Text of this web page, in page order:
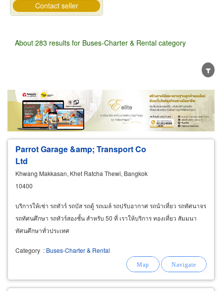
Contact seller
About 283 results for Buses-Charter & Rental category
Wholesale Retail Manufacturer
Dealer
Exporter/Importer
Service Business
Parrot Garage &amp; Transport Co
Ltd
Khwang Makkasan, Khet Ratcha Thewi, Bangkok
10400
บริการให้เช่า รถทัวร์ รถบัส รถตู้ รถเมล์ รถปรับอากาศ รถนำเที่ยว รถทัศนาจร
รถทัศนศึกษา รถทัวร์สองชั้น สำหรับ 50 ที่ เราให้บริการ ทองเที่ยว สัมมนา
ทัศนศึกษาทั่วประเทศ
Category : Buses-Charter & Rental